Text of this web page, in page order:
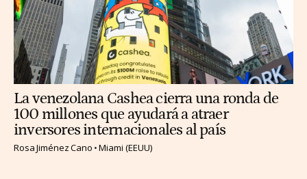
La venezolana Cashea cierra una ronda de
100 millones que ayudará a atraer
inversores internacionales al país
Rosa Jiménez Cano Miami (EEUU)